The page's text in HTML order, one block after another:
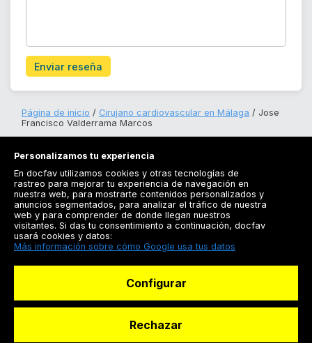
Enviar reseña
Página de inicio Cirujano cardiovascular en Málaga
Jose
Francisco Valderrama Marcos
Registrarse
Docfav
Personalizamos tu experiencia
En docfav utilizamos cookies y otras tecnologías de
rastreo para mejorar tu experiencia de navegación en
nuestra web, para mostrarte contenidos personalizados y
anuncios segmentados, para analizar el tráfico de nuestra
web y para comprender de donde llegan nuestros
visitantes. Si das tu consentimiento a continuación, docfav
usará cookies y datos:
Más información sobre cómo Google usa tus datos
Configurar
Rechazar